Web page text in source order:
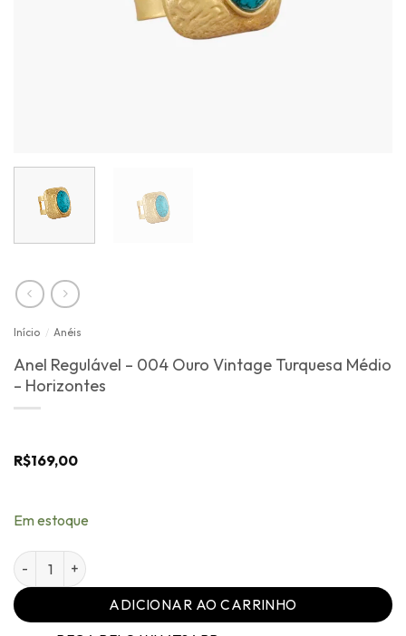
Início / Anéis
Anel Regulável – 004 Ouro Vintage Turquesa Médio
– Horizontes
R$169,00
Em estoque
Anel Regulável - 004 Ouro Vintage Turquesa Médio -
ADICIONAR AO CARRINHO